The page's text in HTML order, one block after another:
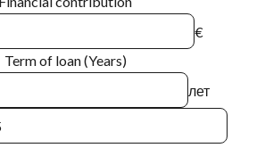
€
Term of loan (Years)
лет